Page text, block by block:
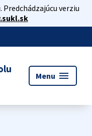
verziu
Menu menu